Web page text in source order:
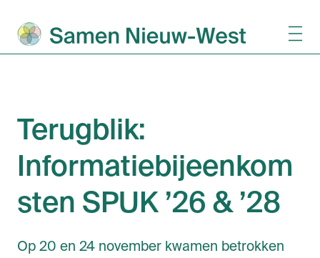
Terugblik:
Informatiebijeenkom
sten SPUK ’26 & ’28
Op 20 en 24 november kwamen betrokken